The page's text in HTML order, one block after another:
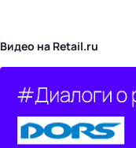
Видео на Retail.ru